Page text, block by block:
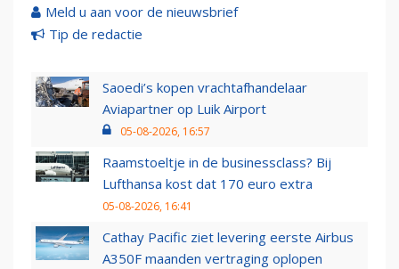
Meld u aan voor de nieuwsbrief
Tip de redactie
Saoedi’s kopen vrachtafhandelaar
Aviapartner op Luik Airport
05-08-2026, 16:57
Raamstoeltje in de businessclass? Bij
Lufthansa kost dat 170 euro extra
05-08-2026, 16:41
Cathay Pacific ziet levering eerste Airbus
A350F maanden vertraging oplopen